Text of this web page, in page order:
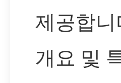
제공합니
개요 및